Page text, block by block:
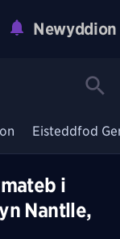
Newyddion
Eisteddfod
i
Nantlle,